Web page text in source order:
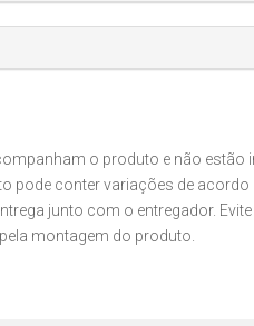
o produto e não estão
pode conter variações de acordo
junto com o entregador.
montagem do produto.